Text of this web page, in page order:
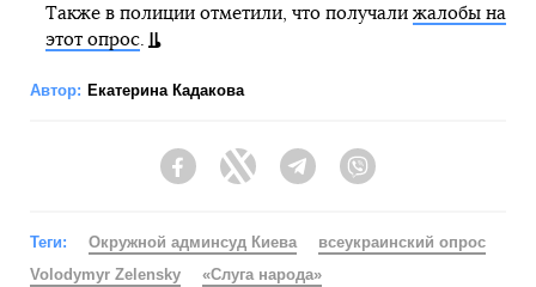
Также в полиции отметили, что получали жалобы на
этот опрос.
Автор: Екатерина Кадакова
FacebookTwitter Telegram
Теги: Окружной админсуд Киева
всеукраинский опрос
Volodymyr Zelensky
«Слуга народа»